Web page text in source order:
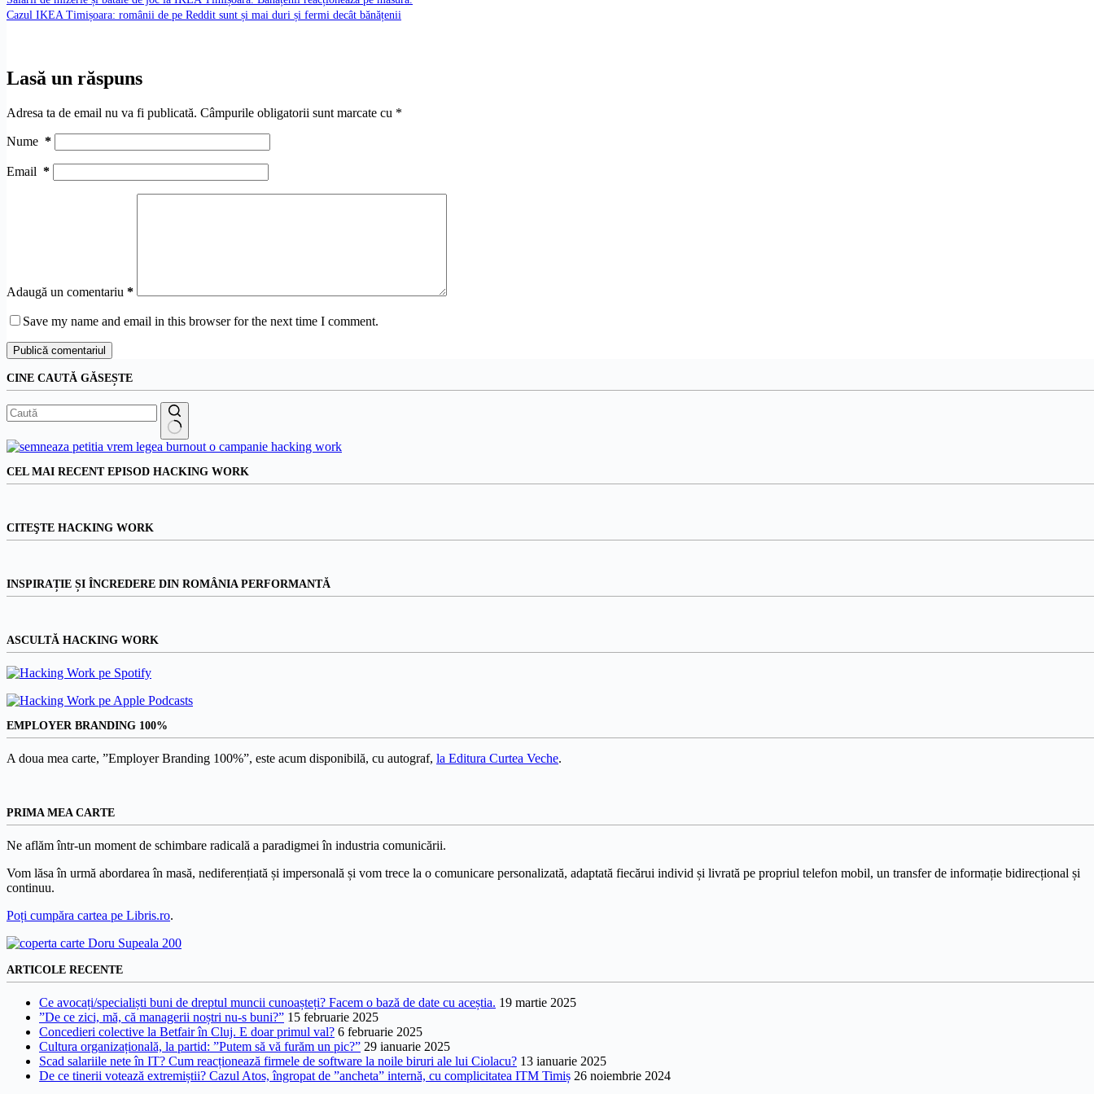
Cazul IKEA Timișoara: românii de pe Reddit sunt și mai duri și fermi decât bănățenii
Lasă un răspuns
Adresa ta de email nu va fi publicată. Câmpurile obligatorii sunt marcate cu *
Nume *
Email *
Adaugă un comentariu *
Save my name and email in this browser for the next time I comment.
Publică comentariul
CINE CAUTĂ GĂSEȘTE
Niciun
CEL MAI RECENT EPISOD HACKING WORK
CITEŞTE HACKING WORK
INSPIRAȚIE ȘI ÎNCREDERE DIN ROMÂNIA PERFORMANTĂ
ASCULTĂ HACKING WORK
EMPLOYER BRANDING 100%
A doua mea carte, ”Employer Branding 100%”, este acum disponibilă, cu autograf, la Editura Curtea Veche.
PRIMA MEA CARTE
Ne aflăm într-un moment de schimbare radicală a paradigmei în industria comunicării.
Vom lăsa în urmă abordarea în masă, nediferențiată și impersonală și vom trece la o comunicare personalizată, adaptată fiecărui individ și livrată pe propriul telefon mobil, un transfer de informație bidirecțional și
continuu.
Poți cumpăra cartea pe Libris.ro.
ARTICOLE RECENTE
Ce avocați/specialiști buni de dreptul muncii cunoașteți? Facem o bază de date cu aceștia. 19 martie 2025
”De ce zici, mă, că managerii noștri nu-s buni?” 15 februarie 2025
Concedieri colective la Betfair în Cluj. E doar primul val? 6 februarie 2025
Cultura organizațională, la partid: ”Putem să vă furăm un pic?” 29 ianuarie 2025
Scad salariile nete în IT? Cum reacționează firmele de software la noile biruri ale lui Ciolacu? 13 ianuarie 2025
De ce tinerii votează extremiștii? Cazul Atos, îngropat de ”ancheta” internă, cu complicitatea ITM Timiș 26 noiembrie 2024